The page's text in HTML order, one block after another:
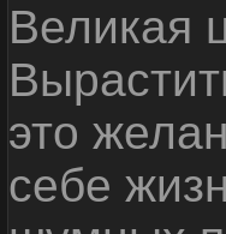
Великая
это
себе